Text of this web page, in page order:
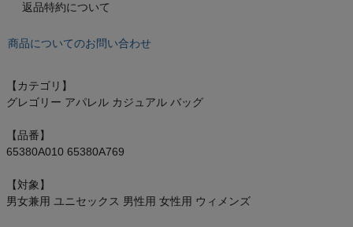
サックス SAXX
オン On
返品特約について
商品についてのお問い合わせ
【カテゴリ】
グレゴリー アパレル カジュアル バッグ
【品番】
65380A010 65380A769
【対象】
男女兼用 ユニセックス 男性用 女性用 ウィメンズ